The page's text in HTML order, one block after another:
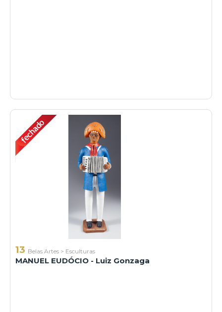
13 Belas Artes > Esculturas
MANUEL EUDÓCIO - Luiz Gonzaga